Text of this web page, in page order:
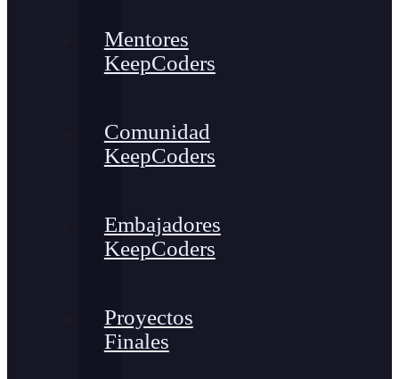
Mentores
KeepCoders
Comunidad
KeepCoders
Embajadores
KeepCoders
Proyectos
Finales